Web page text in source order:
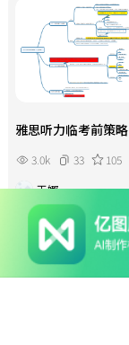
雅思听力临考前策略
3.0k 33 105
王娜